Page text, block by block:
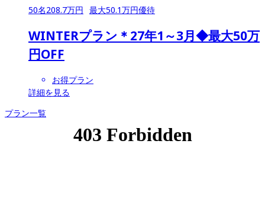
50名208.7万円 最大50.1万円優待
WINTERプラン＊27年1～3月◆最大50万
円OFF
お得プラン
詳細を見る
プラン一覧